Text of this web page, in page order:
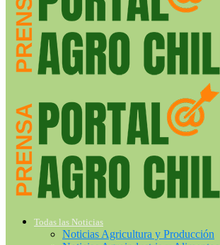
Todas las Noticias
Noticias Agricultura y Producción